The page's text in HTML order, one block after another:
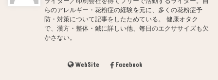
らのアレルギー・花粉症の経験を元に、多くの花粉症予
防・対策について記事をしたためている。 健康オタク
で、漢方・整体・鍼に詳しい他、毎日のエクササイズも欠
かさない。
WebSite Facebook